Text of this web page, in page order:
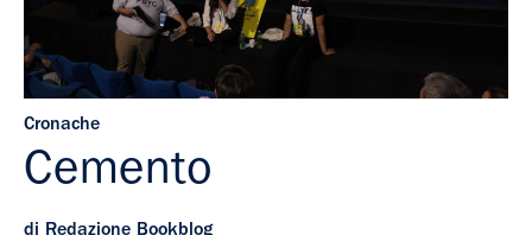
Cronache
Cemento